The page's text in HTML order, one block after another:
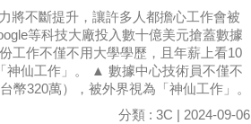
將不斷提升，讓許多人都擔心工作會被
等科技大廠投入數十億美元搶蓋數據
工作不僅不用大學學歷，且年薪上看10
神仙工作」。 ▲ 數據中心技術員不僅不
幣320萬），被外界視為「神仙工作」。
分類 : 3C | 2024-09-06